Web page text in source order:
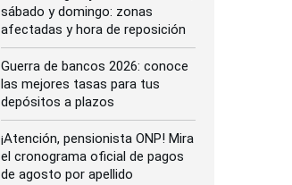
sábado y domingo: zonas
afectadas y hora de reposición
Guerra de bancos 2026: conoce
las mejores tasas para tus
depósitos a plazos
¡Atención, pensionista ONP! Mira
el cronograma oficial de pagos
de agosto por apellido